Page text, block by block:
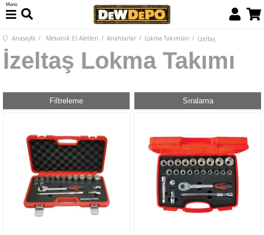
Menü
Anasayfa Mekanik El Aletleri Anahtarlar Lokma Takımları İzeltaş
İzeltaş Lokma Takımı
Filtreleme Sıralama